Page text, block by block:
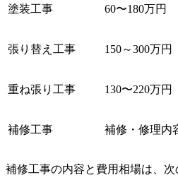
塗装工事 60〜180万円
張り替え工事 150～300万円
重ね張り工事 130〜220万円
補修工事 補修・修理内
補修工事の内容と費用相場は、次